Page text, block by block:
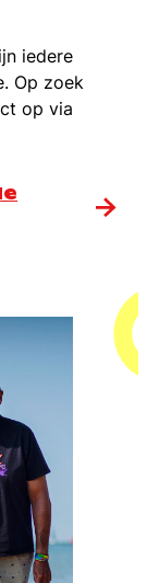
iedere
Op zoek
op via